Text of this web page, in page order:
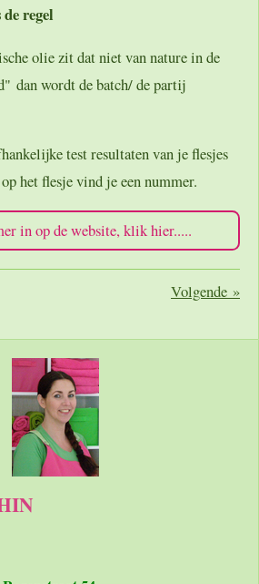
regel
olie zit dat niet van nature in de
dan wordt de batch/ de partij
test resultaten van je flesjes
het flesje vind je een nummer.
in op de website, klik hier.....
Volgende »